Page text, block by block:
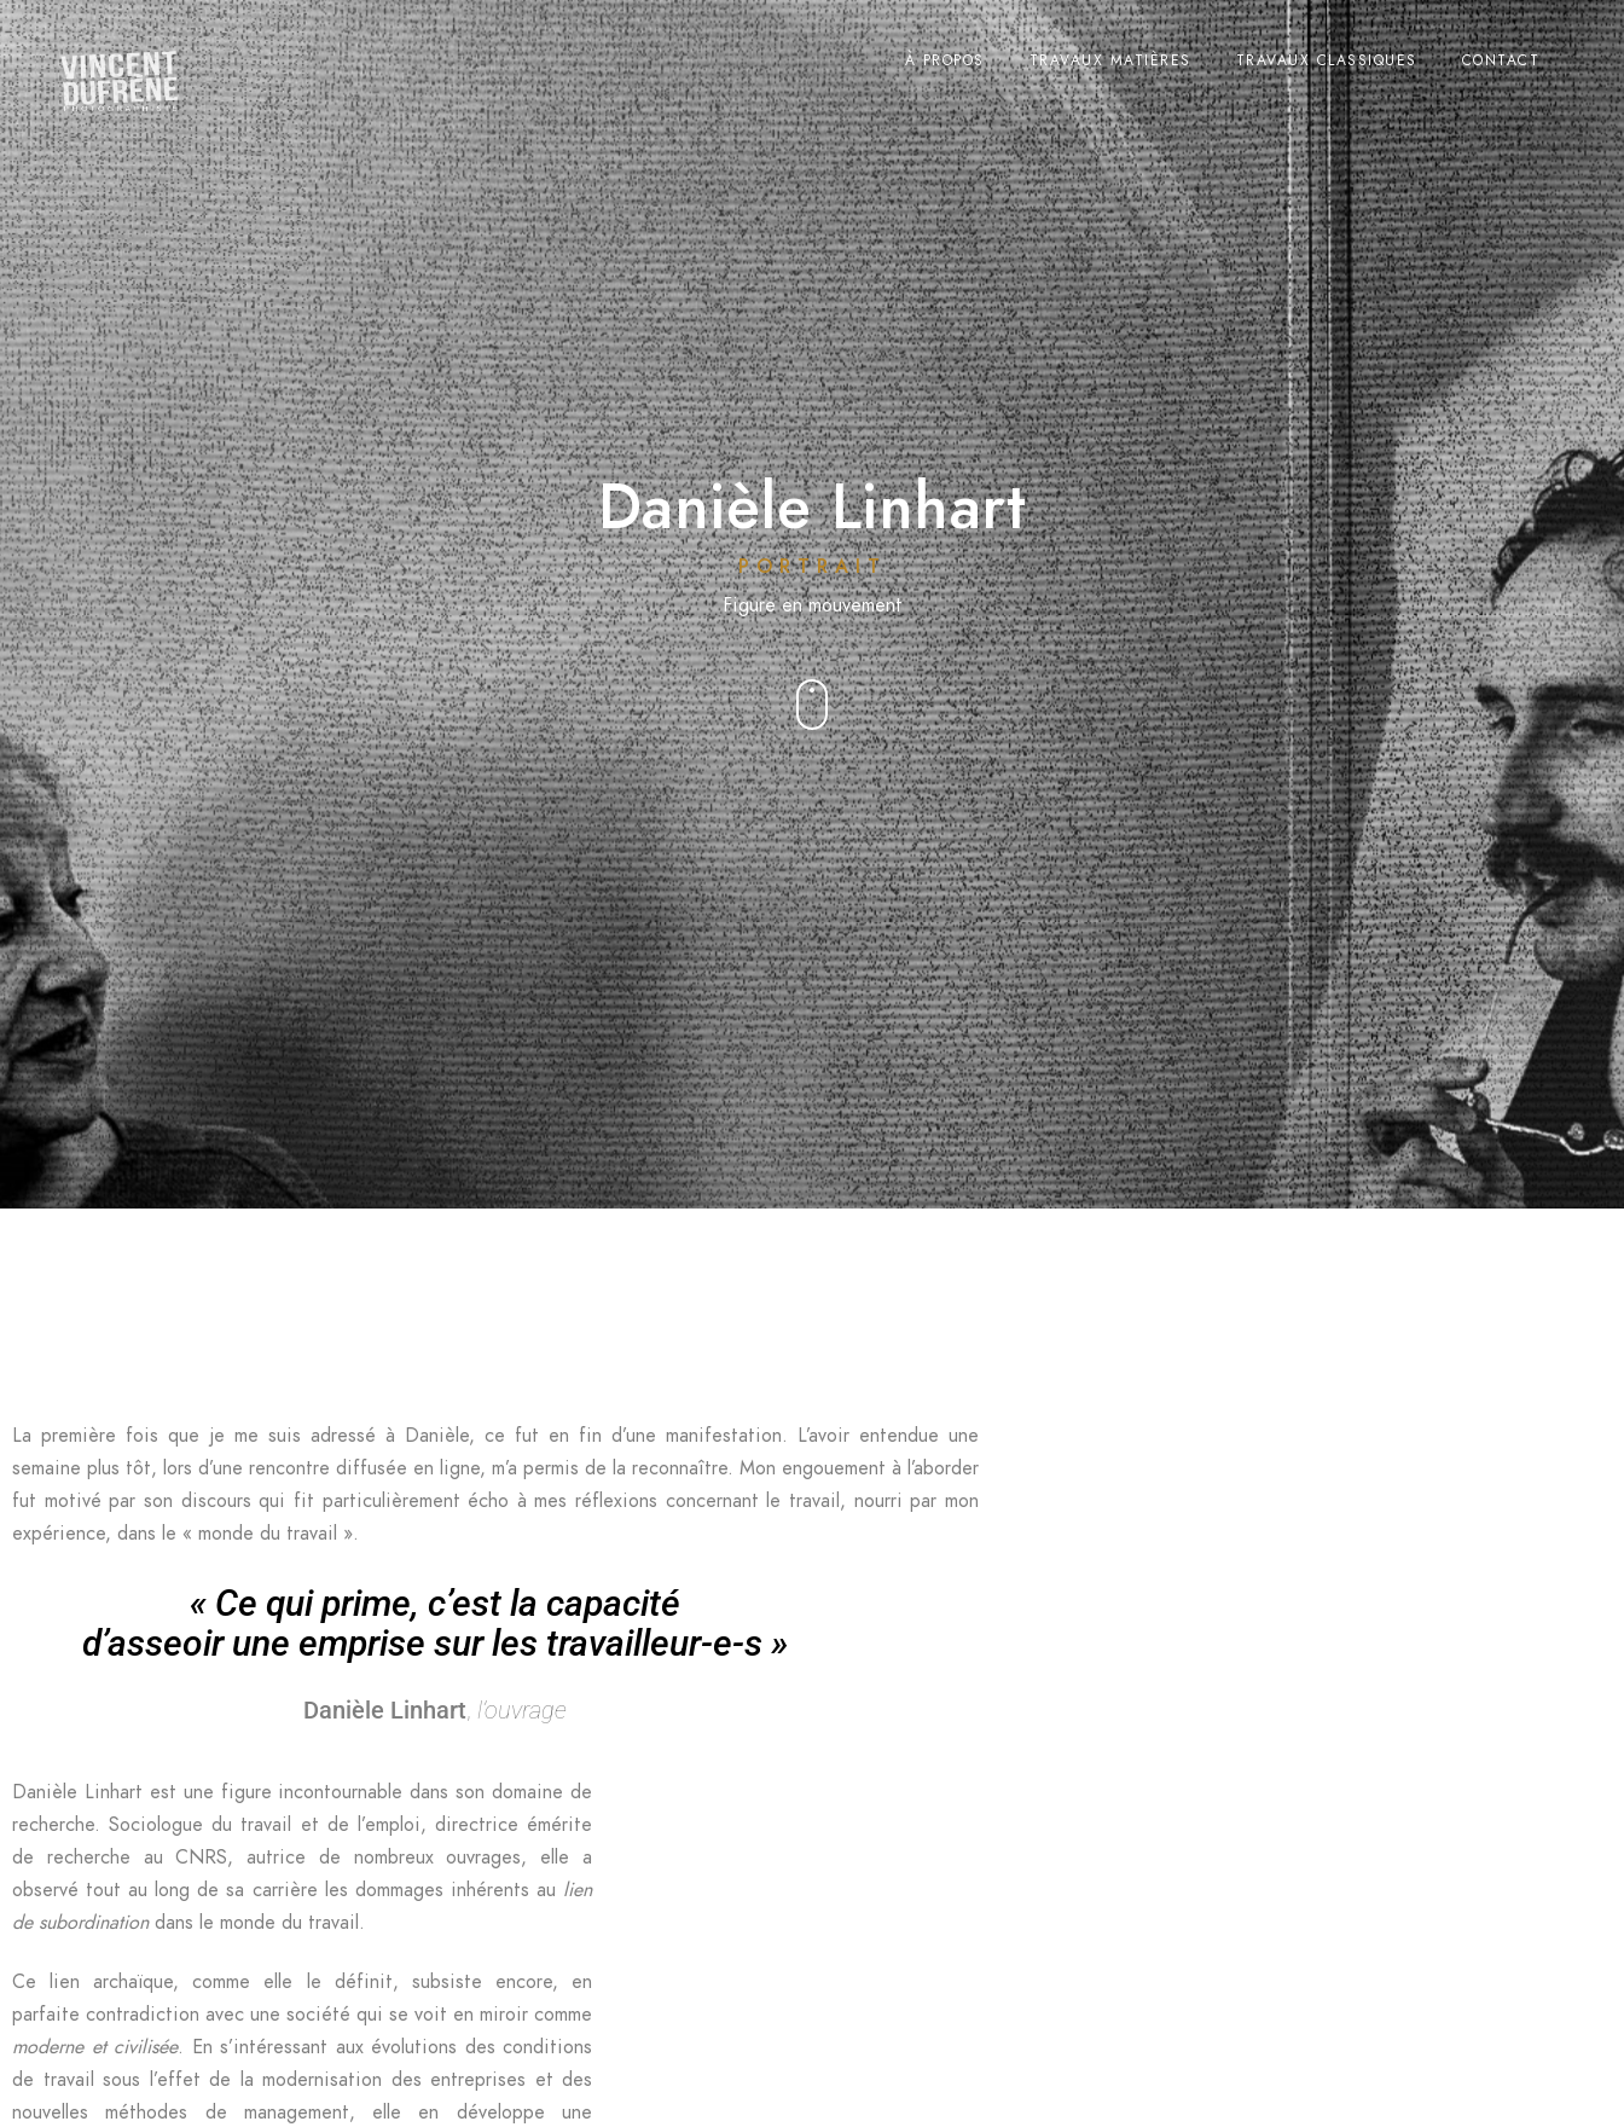
À PROPOS TRAVAUX MATIÈRES TRAVAUX CLASSIQUES CONTACT
Danièle Linhart
PORTRAIT
Figure en mouvement
La première fois que je me suis adressé à Danièle, ce fut en fin d’une manifestation. L’avoir entendue une
semaine plus tôt, lors d’une rencontre diffusée en ligne, m’a permis de la reconnaître. Mon engouement à l’aborder
fut motivé par son discours qui fit particulièrement écho à mes réflexions concernant le travail, nourri par mon
expérience, dans le « monde du travail ».
« Ce qui prime, c’est la capacité
d’asseoir une emprise sur les travailleur-e-s »
Danièle Linhart, l’ouvrage
Danièle Linhart est une figure incontournable dans son domaine de
recherche. Sociologue du travail et de l’emploi, directrice émérite
de recherche au CNRS, autrice de nombreux ouvrages, elle a
observé tout au long de sa carrière les dommages inhérents au lien
de subordinationdans le monde du travail.
Ce lien archaïque, comme elle le définit, subsiste encore, en
parfaite contradiction avec une société qui se voit en miroir comme
moderne et civilisée. En s’intéressant aux évolutions des conditions
de travail sous l’effet de la modernisation des entreprises et des
nouvelles méthodes de management, elle en développe une